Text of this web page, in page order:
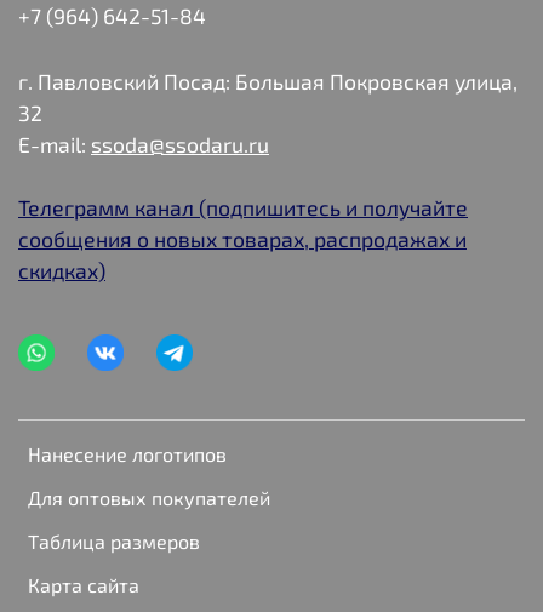
Нанесение логотипов
Для оптовых покупателей
Таблица размеров
Карта сайта
+7 (964) 642-51-84
г. Павловский Посад: Большая Покровская улица,
32
E-mail: ssoda@ssodaru.ru
Телеграмм канал (подпишитесь и получайте
сообщения о новых товарах, распродажах и
скидках)